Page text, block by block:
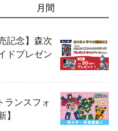
月間
記念】森次
ドプレゼン
ランスフォ